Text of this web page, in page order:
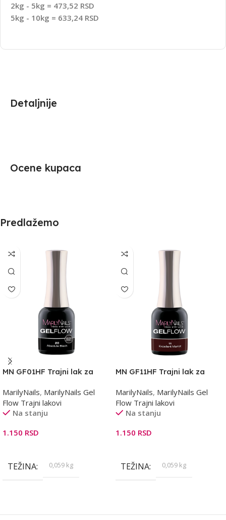
2kg - 5kg = 473,52 RSD
5kg - 10kg = 633,24 RSD
Detaljnije
Ocene kupaca
Predlažemo
MN GF01HF Trajni lak za
MarilyNails, MarilyNails Gel
Flow Trajni lakovi
Na stanju
1.150 RSD
TEŽINA 0,059 kg
MN GF11HF Trajni lak za
MarilyNails, MarilyNails Gel
Flow Trajni lakovi
Na stanju
1.150 RSD
TEŽINA 0,059 kg